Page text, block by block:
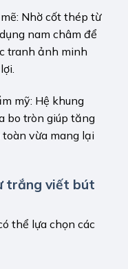
Nhờ cốt thép từ
nam châm để
tranh ảnh minh
mỹ: Hệ khung
bo tròn giúp tăng
vừa mang lại
trắng viết bút
thể lựa chọn các